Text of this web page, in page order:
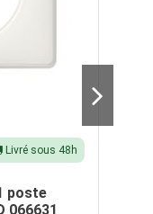
Livré sous 48h
poste
066631